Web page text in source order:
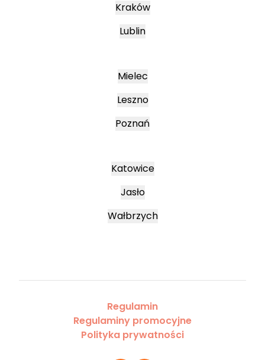
Kraków
Lublin
Mielec
Leszno
Poznań
Katowice
Jasło
Wałbrzych
Regulamin
Regulaminy promocyjne
Polityka prywatności